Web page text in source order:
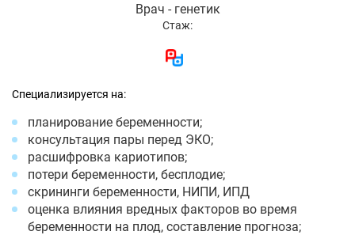
Врач - генетик
Стаж:
Специализируется на:
планирование беременности;
консультация пары перед ЭКО;
расшифровка кариотипов;
потери беременности, бесплодие;
скрининги беременности, НИПИ, ИПД
оценка влияния вредных факторов во время
беременности на плод, составление прогноза;